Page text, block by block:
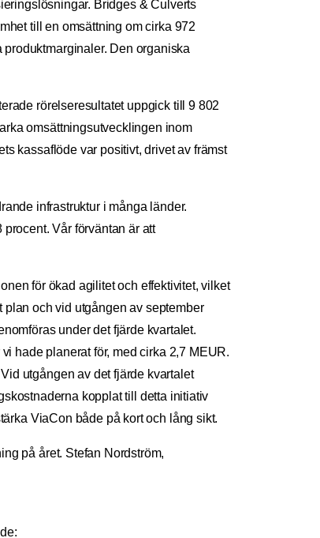
Bridges & Culverts
till en omsättning om cirka 972
Den organiska
rörelseresultatet uppgick till 9 802
omsättningsutvecklingen inom
kassaflöde var positivt, drivet av främst
infrastruktur i många länder.
Vår förväntan är att
för ökad agilitet och effektivitet, vilket
plan och vid utgången av september
under det fjärde kvartalet.
hade planerat för, med cirka 2,7 MEUR.
utgången av det fjärde kvartalet
kopplat till detta initiativ
ViaCon både på kort och lång sikt.
på året. Stefan Nordström,